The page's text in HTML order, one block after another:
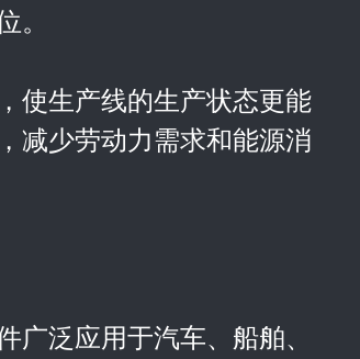
使生产线的生产状态更能
减少劳动力需求和能源消
泛应用于汽车、船舶、